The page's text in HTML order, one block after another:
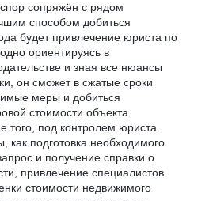
сопряжён с рядом
способом добиться
будет привлечение юриста по
ориентируясь в
и зная все нюансы
он сможет в сжатые сроки
меры и добиться
стоимости объекта
того, под контролем юриста
как подготовка необходимого
и получение справки о
привлечение специалистов
стоимости недвижимого